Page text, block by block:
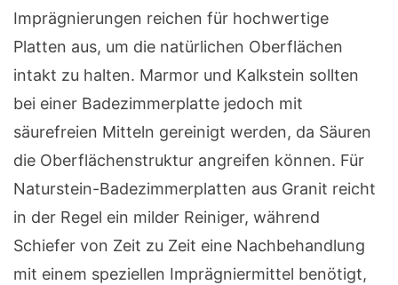
Imprägnierungen reichen für hochwertige
Platten aus, um die natürlichen Oberflächen
intakt zu halten. Marmor und Kalkstein sollten
bei einer Badezimmerplatte jedoch mit
säurefreien Mitteln gereinigt werden, da Säuren
die Oberflächenstruktur angreifen können. Für
Naturstein-Badezimmerplatten aus Granit reicht
in der Regel ein milder Reiniger, während
Schiefer von Zeit zu Zeit eine Nachbehandlung
mit einem speziellen Imprägniermittel benötigt,